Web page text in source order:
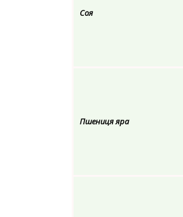
Соя
Пшениця яра